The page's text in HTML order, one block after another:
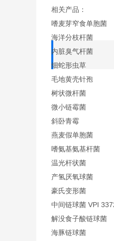
相关产品：
嗜麦芽窄食单胞菌
海洋分枝杆菌
内脏臭气杆菌
细蛇形虫草
毛地黄壳针孢
树状微杆菌
微小链霉菌
斜卧青霉
燕麦假单胞菌
嗜氨基氨基杆菌
温光杆状菌
产氢厌氧球菌
豪氏变形菌
中间链球菌 VPI
解没食子酸链球菌
海豚链球菌